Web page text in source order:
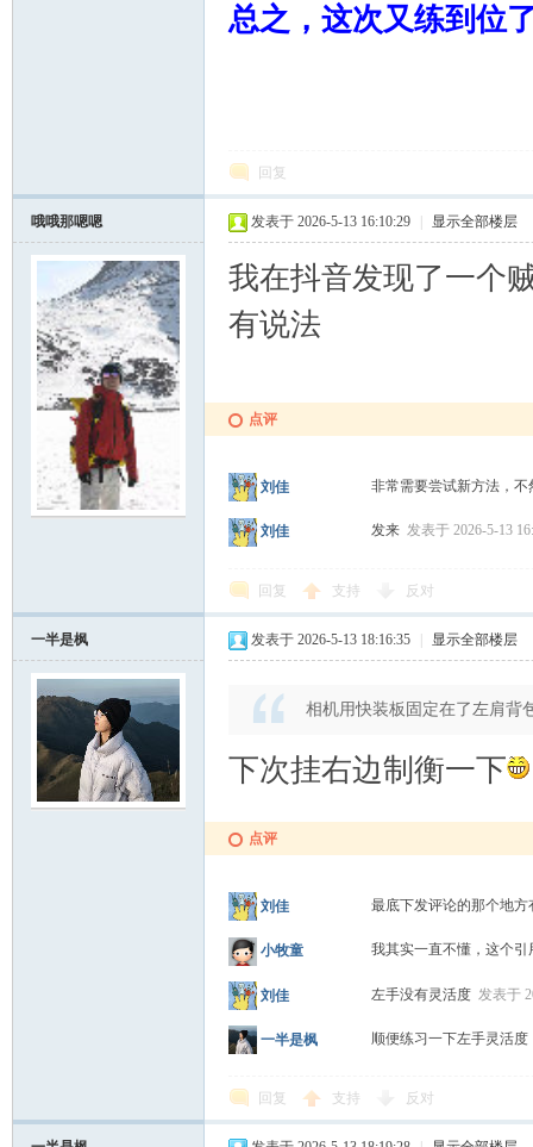
总之，这次又练到位
回复
哦哦那嗯嗯 发表于 2026-5-13 16:10:29 显示全部楼层
我在抖音发现了一个
有说法
点评
刘佳 非常需要尝试新方法，
刘佳 发来 发表于 2026-5-13
回复 支持 反对
一半是枫 发表于 2026-5-13 18:16:35 显示全部楼层
相机用快装板固定在了左肩背
下次挂右边制衡一下
点评
刘佳 最底下发评论的那个地
小牧童 我其实一直不懂，这个
刘佳 左手没有灵活度 发表于
一半是枫 顺便练习一下左手灵活
回复 支持 反对